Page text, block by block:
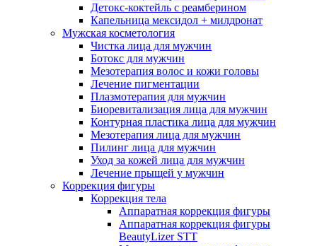
Детокс-коктейль с реамберином
Капельница мексидол + милдронат
Мужская косметология
Чистка лица для мужчин
Ботокс для мужчин
Мезотерапия волос и кожи головы
Лечение пигментации
Плазмотерапия для мужчин
Биоревитализация лица для мужчин
Контурная пластика лица для мужчин
Мезотерапия лица для мужчин
Пилинг лица для мужчин
Уход за кожей лица для мужчин
Лечение прыщей у мужчин
Коррекция фигуры
Коррекция тела
Аппаратная коррекция фигуры
Аппаратная коррекция фигуры
BeautyLizer STT